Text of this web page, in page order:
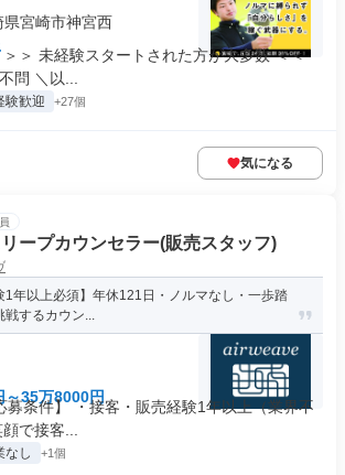
宮崎市神宮西
＞ 未経験スタートされた方が大多数 ＜＜
問 ＼以...
験歓迎 +27個
気になる
ープカウンセラー(販売スタッフ)
1年以上必須】年休121日・ノルマなし・一歩踏
戦するカウン...
～35万8000円
募条件】 ・接客・販売経験1年以上（業界不
で接客...
なし +1個